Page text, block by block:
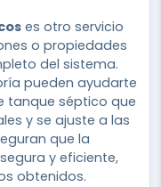
es otro servicio
o propiedades
del sistema.
pueden ayudarte
tanque séptico que
y se ajuste a las
que la
y eficiente,
obtenidos.